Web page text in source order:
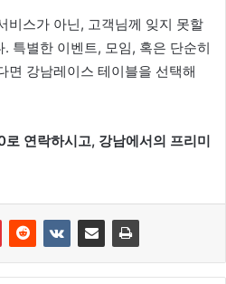
비스가 아닌, 고객님께 잊지 못할
특별한 이벤트, 모임, 혹은 단순히
면 강남레이스 테이블을 선택해
연락하시고, 강남에서의 프리미